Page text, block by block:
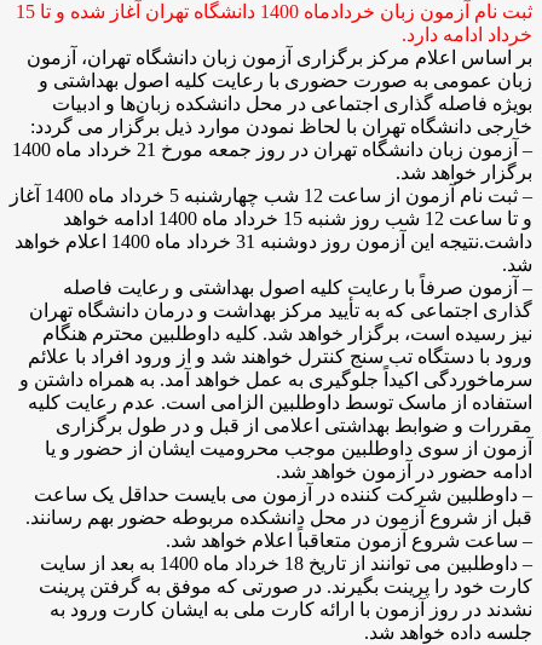
ثبت نام آزمون زبان خردادماه 1400 دانشگاه تهران آغاز شده و تا 15
خرداد ادامه دارد.
بر اساس اعلام مرکز برگزاری آزمون زبان دانشگاه تهران، آزمون
زبان عمومی به صورت حضوری با رعایت کلیه اصول بهداشتی و
بویژه فاصله گذاری اجتماعی در محل دانشکده زبان‌ها و ادبیات
خارجی دانشگاه تهران با لحاظ نمودن موارد ذیل برگزار می گردد:
– آزمون زبان دانشگاه تهران در روز جمعه مورخ 21 خرداد ماه 1400
برگزار خواهد شد.
– ثبت نام آزمون از ساعت 12 شب چهارشنبه 5 خرداد ماه 1400 آغاز
و تا ساعت 12 شب روز شنبه 15 خرداد ماه 1400 ادامه خواهد
داشت.نتیجه این آزمون روز دوشنبه 31 خرداد ماه 1400 اعلام خواهد
شد.
– آزمون صرفاً با رعایت کلیه اصول بهداشتی و رعایت فاصله
گذاری اجتماعی که به تأیید مرکز بهداشت و درمان دانشگاه تهران
نیز رسیده است، برگزار خواهد شد. کلیه داوطلبین محترم هنگام
ورود با دستگاه تب سنج کنترل خواهند شد و از ورود افراد با علائم
سرماخوردگی اکیداً جلوگیری به عمل خواهد آمد. به همراه داشتن و
استفاده از ماسک توسط داوطلبین الزامی است. عدم رعایت کلیه
مقررات و ضوابط بهداشتی اعلامی از قبل و در طول برگزاری
آزمون از سوی داوطلبین موجب محرومیت ایشان از حضور و یا
ادامه حضور در آزمون خواهد شد.
– داوطلبین شرکت کننده در آزمون می بایست حداقل یک ساعت
قبل از شروع آزمون در محل دانشکده مربوطه حضور بهم رسانند.
– ساعت شروع آزمون متعاقباً اعلام خواهد شد.
– داوطلبین می توانند از تاریخ 18 خرداد ماه 1400 به بعد از سایت
کارت خود را پرینت بگیرند. در صورتی که موفق به گرفتن پرینت
نشدند در روز آزمون با ارائه کارت ملی به ایشان کارت ورود به
جلسه داده خواهد شد.